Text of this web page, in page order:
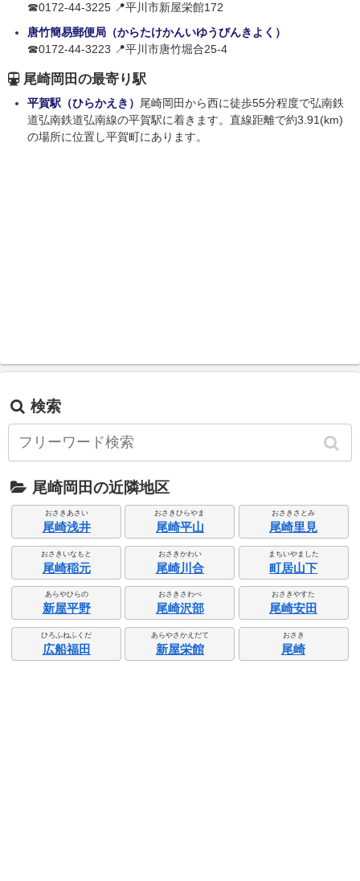
☎0172-44-3225 📍平川市新屋栄館172
唐竹簡易郵便局（からたけかんいゆうびんきよく）
☎0172-44-3223 📍平川市唐竹堀合25-4
尾崎岡田の最寄り駅
平賀駅（ひらかえき） 尾崎岡田から西に徒歩55分程度で弘南鉄
道弘南鉄道弘南線の平賀駅に着きます。直線距離で約3.91(km)
の場所に位置し平賀町にあります。
検索
尾崎岡田の近隣地区
おさきあさい
尾崎浅井
おさきひらやま
尾崎平山
おさきさとみ
尾崎里見
おさきいなもと
尾崎稲元
おさきかわい
尾崎川合
まちいやました
町居山下
あらやひらの
新屋平野
おさきさわべ
尾崎沢部
おさきやすた
尾崎安田
ひろふねふくだ
広船福田
あらやさかえだて
新屋栄館
おさき
尾崎